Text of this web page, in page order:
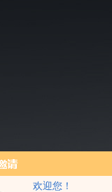
欢迎您！